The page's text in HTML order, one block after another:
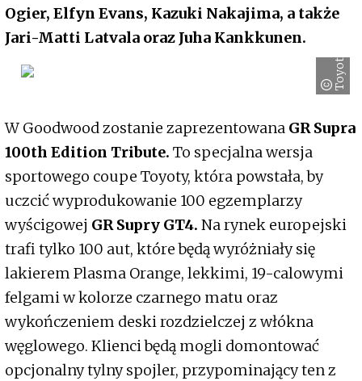
Ogier, Elfyn Evans, Kazuki Nakajima, a także
Jari-Matti Latvala oraz Juha Kankkunen.
Toyota
W Goodwood zostanie zaprezentowana GR Supra
100th Edition Tribute. To specjalna wersja
sportowego coupe Toyoty, która powstała, by
uczcić wyprodukowanie 100 egzemplarzy
wyścigowej GR Supry GT4. Na rynek europejski
trafi tylko 100 aut, które będą wyróżniały się
lakierem Plasma Orange, lekkimi, 19-calowymi
felgami w kolorze czarnego matu oraz
wykończeniem deski rozdzielczej z włókna
węglowego. Klienci będą mogli domontować
opcjonalny tylny spojler, przypominający ten z